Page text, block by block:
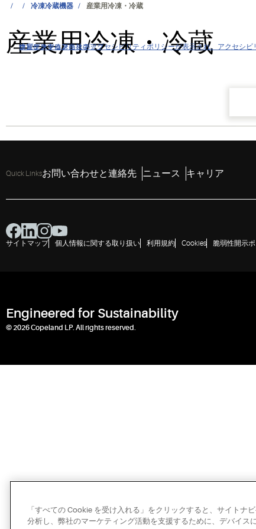
クリックすると当社のアクセシビリティポリシーが表示され、アクセシビ
ナビゲーションにスキップ
コンテンツにスキップ
検索にスキップ
冷凍冷蔵機器 産業用冷凍・冷蔵
産業用冷凍・冷蔵
Quick Linksお問い合わせと連絡先 ニュース キャリア
サイトマップ 個人情報に関する取り扱い 利用規約 Cookies 脆弱性開示
Engineered for Sustainability
© 2026 Copeland LP. All rights reserved.
「すべての Cookie を受け入れる」をクリックすると、サイトナ
分析し、弊社のマーケティング活動を支援するために、デバイス